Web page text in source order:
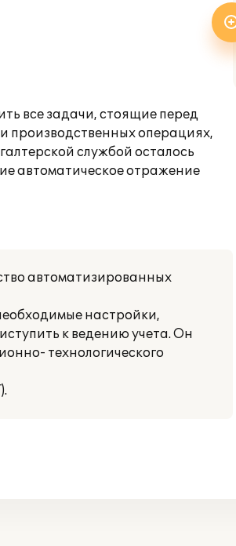
все задачи, стоящие перед
производственных операциях,
службой осталось
автоматическое отражение
автоматизированных
настройки,
к ведению учета. Он
технологического